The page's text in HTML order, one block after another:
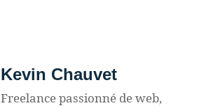
Kevin Chauvet
Freelance passionné de web,